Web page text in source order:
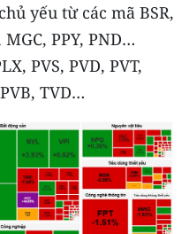
yếu từ các mã BSR,
MGC, PPY, PND…
PVS, PVD, PVT,
TVD…